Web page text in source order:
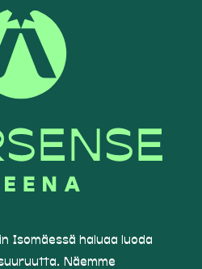
Isomäessä haluaa luoda
Näemme